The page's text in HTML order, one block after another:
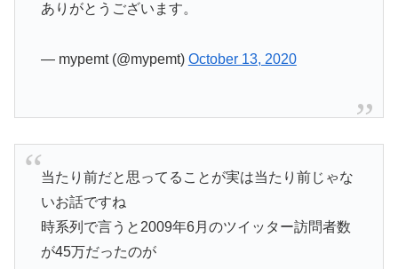
ありがとうございます。
— mypemt (@mypemt) October 13, 2020
当たり前だと思ってることが実は当たり前じゃな
いお話ですね
時系列で言うと2009年6月のツイッター訪問者数
が45万だったのが